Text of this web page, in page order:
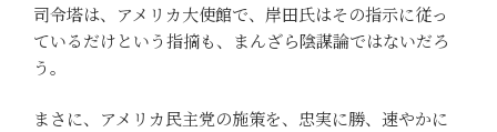
司令塔は、アメリカ大使館で、岸田氏はその指示に従っ
ているだけという指摘も、まんざら陰謀論ではないだろ
う。
まさに、アメリカ民主党の施策を、忠実に勝、速やかに